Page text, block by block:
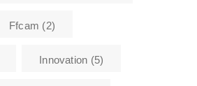
Ffcam (2)
Innovation (5)